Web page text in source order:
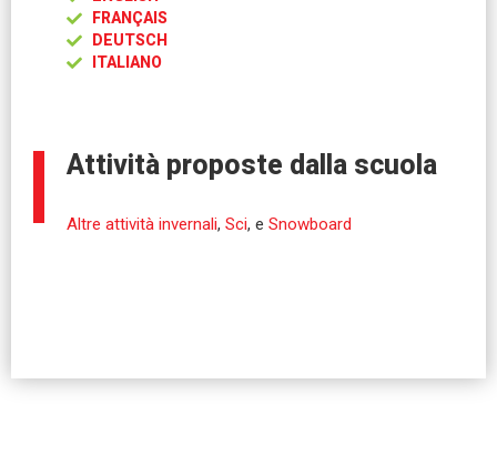
FRANÇAIS
DEUTSCH
ITALIANO
Attività proposte dalla scuola
Altre attività invernali, Sci, e Snowboard